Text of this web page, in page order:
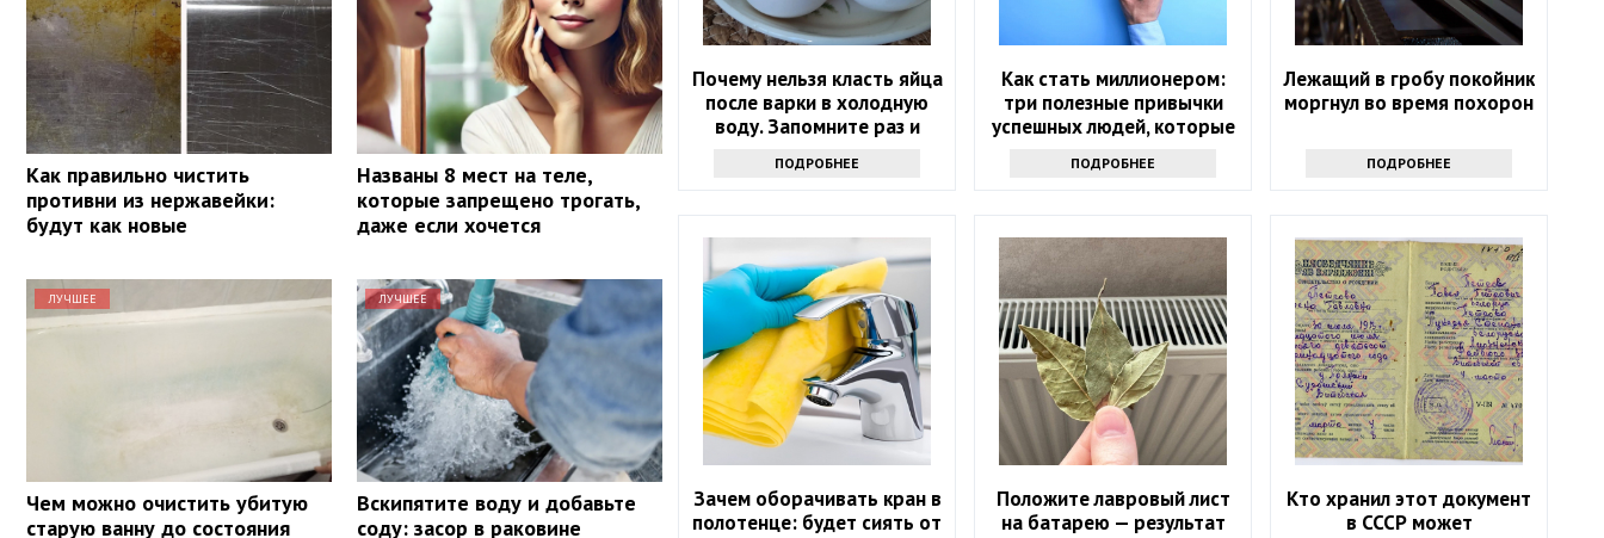
Как правильно чистить
противни из нержавейки:
будут как новые
Названы 8 мест на теле,
которые запрещено трогать,
даже если хочется
ЛУЧШЕЕ
Чем можно очистить убитую
старую ванну до состояния
ЛУЧШЕЕ
Вскипятите воду и добавьте
соду: засор в раковине
Почему нельзя класть яйца
после варки в холодную
воду. Запомните раз и
ПОДРОБНЕЕ
Как стать миллионером:
три полезные привычки
успешных людей, которые
ПОДРОБНЕЕ
Лежащий в гробу покойник
моргнул во время похорон
ПОДРОБНЕЕ
Зачем оборачивать кран в
полотенце: будет сиять от
Положите лавровый лист
на батарею — результат
Кто хранил этот документ
в СССР может